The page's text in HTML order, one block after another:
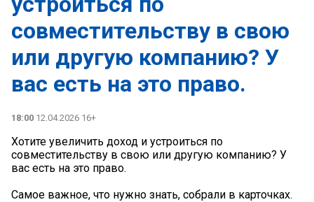
совместительству в свою
или другую компанию? У
вас есть на это право.
18:00 12.04.2026 16+
Хотите увеличить доход и устроиться по
совместительству в свою или другую компанию? У
вас есть на это право.
Самое важное, что нужно знать, собрали в карточках.